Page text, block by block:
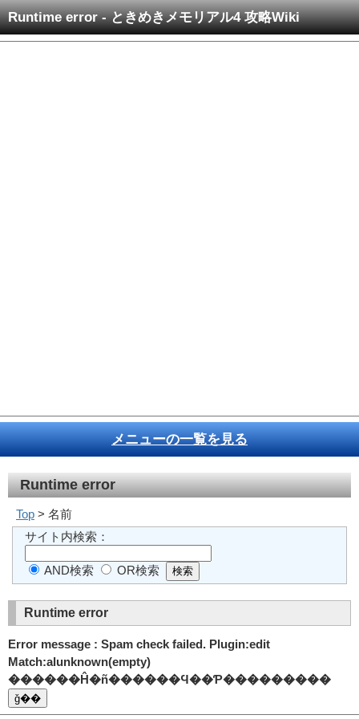
Runtime error - ときめきメモリアル4 攻略Wiki
メニューの一覧を見る
Runtime error
Top > 名前
サイト内検索：
AND検索 OR検索
Runtime error
Error message : Spam check failed. Plugin:edit
Match:alunknown(empty)
������Ĥ�ñ������Ϥ��Ƥ���������